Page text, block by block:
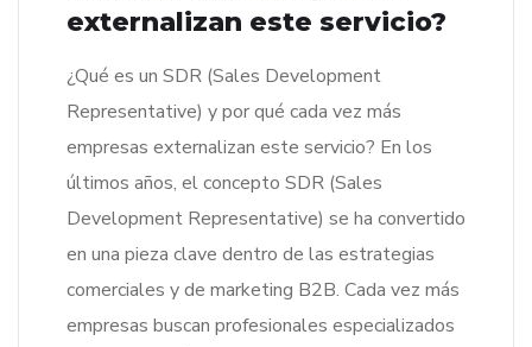
externalizan este servicio?
¿Qué es un SDR (Sales Development
Representative) y por qué cada vez más
empresas externalizan este servicio? En los
últimos años, el concepto SDR (Sales
Development Representative) se ha convertido
en una pieza clave dentro de las estrategias
comerciales y de marketing B2B. Cada vez más
empresas buscan profesionales especializados